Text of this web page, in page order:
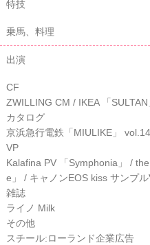
特技
乗馬、料理
出演
CF
ZWILLING CM / IKEA 「SULTAN
カタログ
京浜急行電鉄「MIULIKE」 vol.14
VP
Kalafina PV 「Symphonia」 /
e」 / キャノンEOS kiss サンプ
雑誌
ライノ Milk
その他
スチール:ローランド企業広告